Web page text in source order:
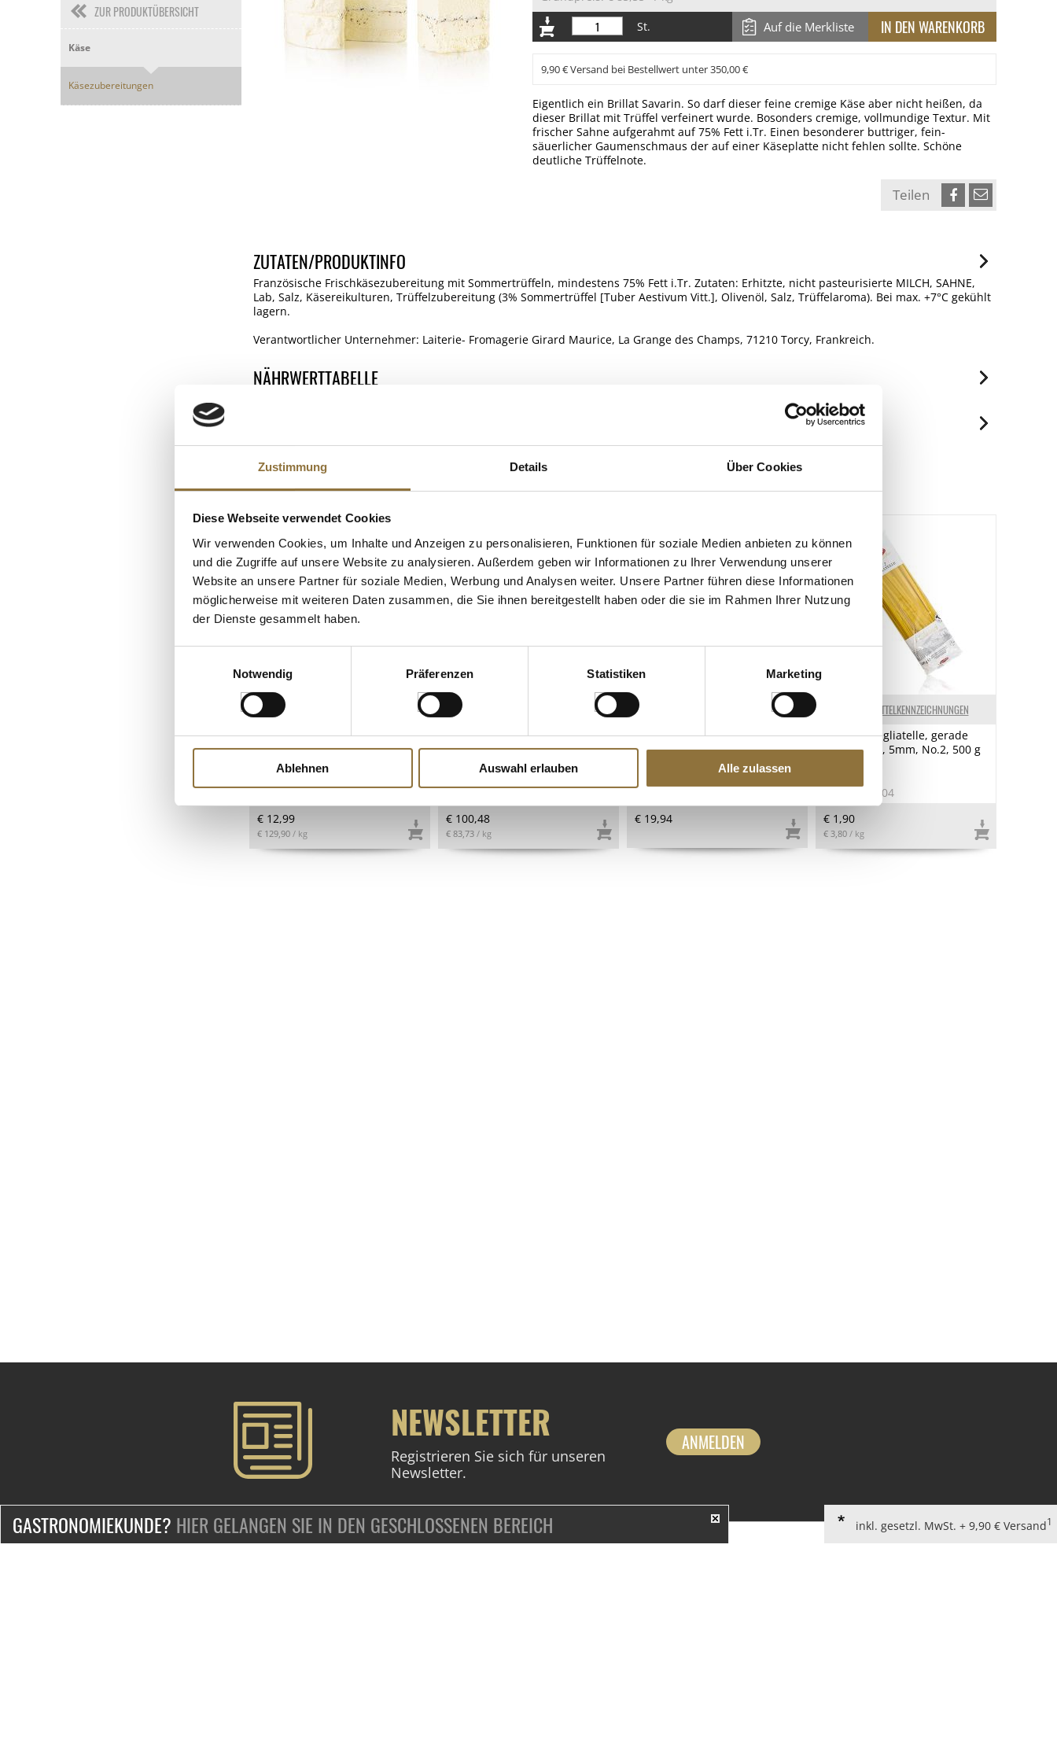
Zustimmung Details Über Cookies
Diese Webseite verwendet Cookies
Wir verwenden Cookies, um Inhalte und Anzeigen zu personalisieren, Funktionen für soziale Medien anbieten zu können
und die Zugriffe auf unsere Website zu analysieren. Außerdem geben wir Informationen zu Ihrer Verwendung unserer
Website an unsere Partner für soziale Medien, Werbung und Analysen weiter. Unsere Partner führen diese Informationen
möglicherweise mit weiteren Daten zusammen, die Sie ihnen bereitgestellt haben oder die sie im Rahmen Ihrer Nutzung
der Dienste gesammelt haben.
Notwendig
Präferenzen Statistiken Marketing
Ablehnen Auswahl erlauben Alle zulassen
ZUR PRODUKTÜBERSICHT
Käse
Käsezubereitungen
St.
Auf die Merkliste
9,90 € Versand bei Bestellwert unter 350,00 €
Eigentlich ein Brillat Savarin. So darf dieser feine cremige Käse aber nicht heißen, da
dieser Brillat mit Trüffel verfeinert wurde. Bosonders cremige, vollmundige Textur. Mit
frischer Sahne aufgerahmt auf 75% Fett i.Tr. Einen besonderer buttriger, fein-
säuerlicher Gaumenschmaus der auf einer Käseplatte nicht fehlen sollte. Schöne
deutliche Trüffelnote.
Teilen
ZUTATEN/PRODUKTINFO
Französische Frischkäsezubereitung mit Sommertrüffeln, mindestens 75% Fett i.Tr. Zutaten: Erhitzte, nicht pasteurisierte MILCH, SAHNE,
Lab, Salz, Käsereikulturen, Trüffelzubereitung (3% Sommertrüffel [Tuber Aestivum Vitt.], Olivenöl, Salz, Trüffelaroma). Bei max. +7°C gekühlt
lagern.
Verantwortlicher Unternehmer: Laiterie- Fromagerie Girard Maurice, La Grange des Champs, 71210 Torcy, Frankreich.
NÄHRWERTTABELLE
1363 kJ/330 kcal
Eiweiß
Salz
KUNDEN KAUFTEN AUCH
LEBENSMITTELKENNZEICHNUNGEN
Tomaten-Paradeisersalz,
Gewürzsalz, Altes Gewürzamt,
100 g
Art.Nr.:64606
€ 12,99
€ 129,90 / kg
Deko-Aufleger "Domino
Rechteck" weiße/dunkle
Schokolade gestreift,
32x49mm, 1,2 kg, ca.380 St
Art.Nr.:43477
€ 100,48
€ 83,73 / kg
LEBENSMITTELKENNZEICHNUNGEN
Kapern, in Salz, Casa Rinaldi, 1
kg
Art.Nr.:48995
€ 19,94
LEBENSMITTELKENNZEICHNUNGEN
Granoro Tagliatelle, gerade
Bandnudel, 5mm, No.2, 500 g
Art.Nr.:11804
€ 1,90
€ 3,80 / kg
NEWSLETTER
Registrieren Sie sich für unseren
Newsletter.
ANMELDEN
GASTRONOMIEKUNDE? HIER GELANGEN SIE IN DEN GESCHLOSSENEN BEREICH inkl. gesetzl. MwSt. + 9,90 € Versand1